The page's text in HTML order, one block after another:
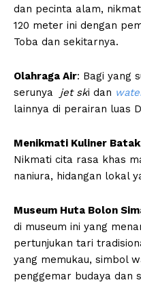
dan pecinta alam,
120 meter ini dengan
Toba dan sekitarnya.
Olahraga Air: Bagi yang
serunya jet ski dan
lainnya di perairan luas
Menikmati Kuliner Batak
Nikmati cita rasa khas
naniura, hidangan lokal
Museum Huta Bolon
di museum ini yang
pertunjukan tari
yang memukau, simbol
penggemar budaya dan